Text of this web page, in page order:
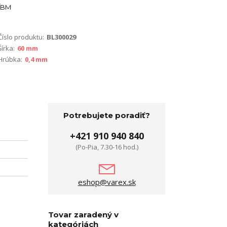
BM
produktu: BL300029
60 mm
0,4 mm
Potrebujete poradiť?
+421 910 940 840
(Po-Pia, 7.30-16 hod.)
eshop@varex.sk
Tovar zaradený v
kategóriách